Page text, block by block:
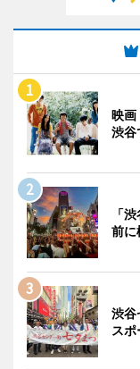
映画
渋谷
「
前に
渋谷
ス